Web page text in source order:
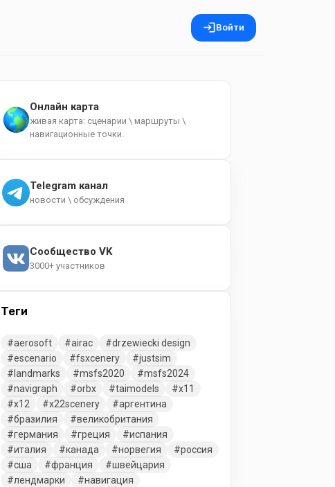
Войти
Онлайн карта
живая карта: сценарии \ маршруты \
навигационные точки.
Telegram канал
новости \ обсуждения
Сообщество VK
3000+ участников
Теги
aerosoft airac
drzewiecki design
escenario
fsxcenery
justsim
landmarks
msfs2020
msfs2024
navigraph
orbx taimodels
x11
x12
x22scenery
аргентина
бразилия
великобритания
германия
греция
испания
италия
канада норвегия
россия
сша
франция
швейцария
лендмарки
навигация